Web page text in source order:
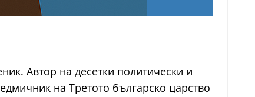
Автор на десетки политически и
на Третото българско царство